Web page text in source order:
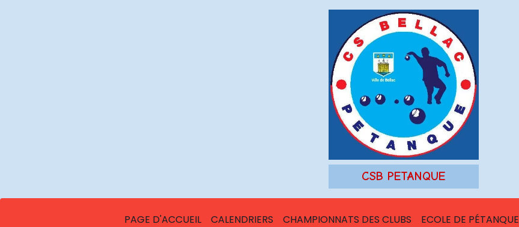
CSB PETANQUE
PAGE D'ACCUEIL CALENDRIERS CHAMPIONNATS DES CLUBS ECOLE DE PÉTANQUE